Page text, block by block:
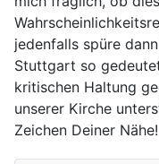
jedenfalls spüre
Stuttgart so
kritischen Haltung
unserer Kirche
Zeichen Deiner Nähe!